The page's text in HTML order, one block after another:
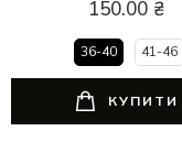
150.00 ₴
36-40 41-46
КУПИТИ